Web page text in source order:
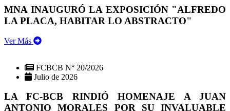
MNA INAUGURÓ LA EXPOSICIÓN "ALFREDO
LA PLACA, HABITAR LO ABSTRACTO"
Ver Más
FCBCB N° 20/2026
Julio de 2026
LA FC-BCB RINDIÓ HOMENAJE A JUAN
ANTONIO MORALES POR SU INVALUABLE